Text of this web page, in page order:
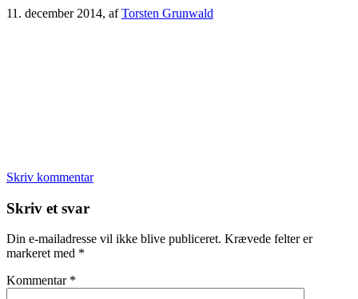
11. december 2014, afTorsten Grunwald
Skriv kommentar
Læserinteraktioner
Skriv et svar
Din e-mailadresse vil ikke blive publiceret. Krævede felter er
markeret med *
Kommentar *